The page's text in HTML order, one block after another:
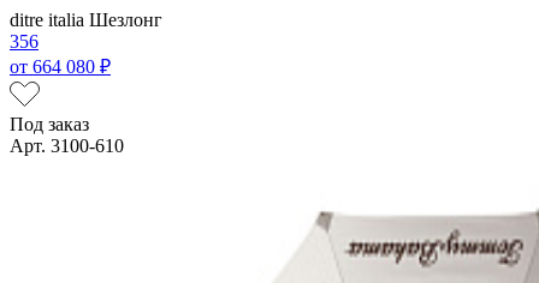
ditre italia Шезлонг
356
от 664 080 ₽
Под заказ
Арт. 3100-610